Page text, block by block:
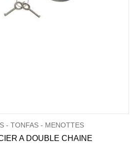
- TONFAS - MENOTTES
A DOUBLE CHAINE